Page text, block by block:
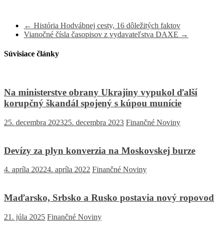
← História Hodvábnej cesty, 16 dôležitých faktov
Vianočné čísla časopisov z vydavateľstva DAXE →
Súvisiace články
Na ministerstve obrany Ukrajiny vypukol ďalší
korupčný škandál spojený s kúpou munície
25. decembra 202325. decembra 2023 Finančné Noviny
Devízy za plyn konverzia na Moskovskej burze
4. apríla 20224. apríla 2022 Finančné Noviny
Maďarsko, Srbsko a Rusko postavia nový ropovod
21. júla 2025 Finančné Noviny